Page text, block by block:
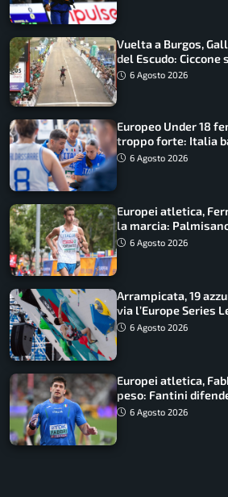
Vuelta a Burgos,
del Escudo: Ciccone
maglia di leader
6 Agosto 2026
Europeo Under 18
troppo forte: Italia
gioca il Mondiale
6 Agosto 2026
Europei atletica,
la marcia:
guidano l’Italia
6 Agosto 2026
Arrampicata, 19
via l’Europe Series
per la Speed
6 Agosto 2026
Europei atletica,
peso: Fantini
martello
6 Agosto 2026